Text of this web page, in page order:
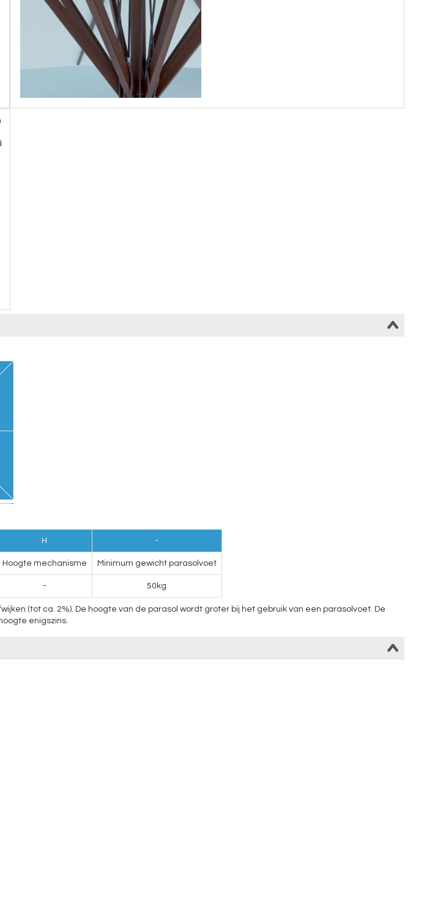
H -
Hoogte mechanisme Minimum gewicht parasolvoet
- 50kg
(tot ca. 2%). De hoogte van de parasol wordt groter bij het gebruik van een parasolvoet. De
enigszins.